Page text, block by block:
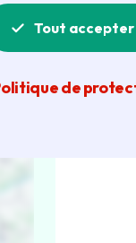
Tout accepter
de